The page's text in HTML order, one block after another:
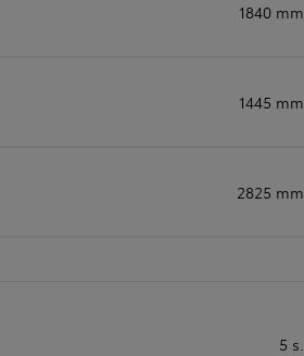
1840 mm
1445 mm
2825 mm
5 s.